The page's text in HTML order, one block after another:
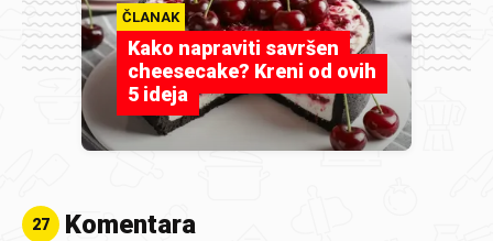
ČLANAK
Kako napraviti savršen
cheesecake? Kreni od ovih
5 ideja
27 Komentara